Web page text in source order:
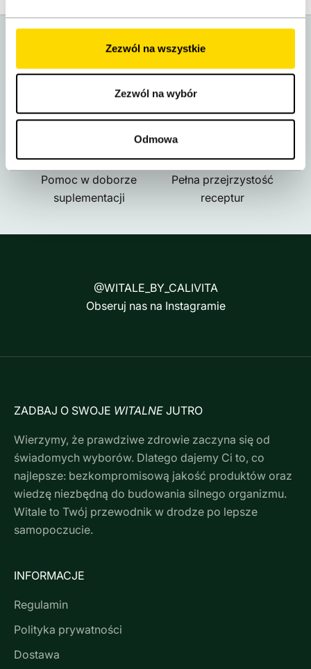
Zezwól na wszystkie
Zezwól na wybór
Odmowa
WSPARCIE EKSPERTA
Pomoc w doborze
suplementacji
NATURALNE FORMUŁY
Pełna przejrzystość
receptur
@WITALE_BY_CALIVITA
Obseruj nas na Instagramie
ZADBAJ O SWOJE WITALNE JUTRO
Wierzymy, że prawdziwe zdrowie zaczyna się od
świadomych wyborów. Dlatego dajemy Ci to, co
najlepsze: bezkompromisową jakość produktów oraz
wiedzę niezbędną do budowania silnego organizmu.
Witale to Twój przewodnik w drodze po lepsze
samopoczucie.
INFORMACJE
Regulamin
Polityka prywatności
Dostawa